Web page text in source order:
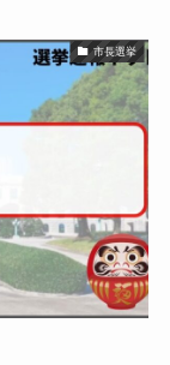
市長選挙